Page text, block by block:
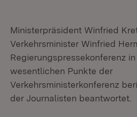
Ministerpräsident Winfried
Verkehrsminister Winfried
Regierungspressekonferenz
wesentlichen Punkte der
Verkehrsministerkonferenz
der Journalisten beantwortet.